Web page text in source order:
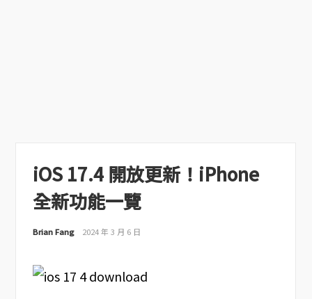
iOS 17.4 開放更新！iPhone
全新功能一覽
Brian Fang 2024 年 3 月 6 日